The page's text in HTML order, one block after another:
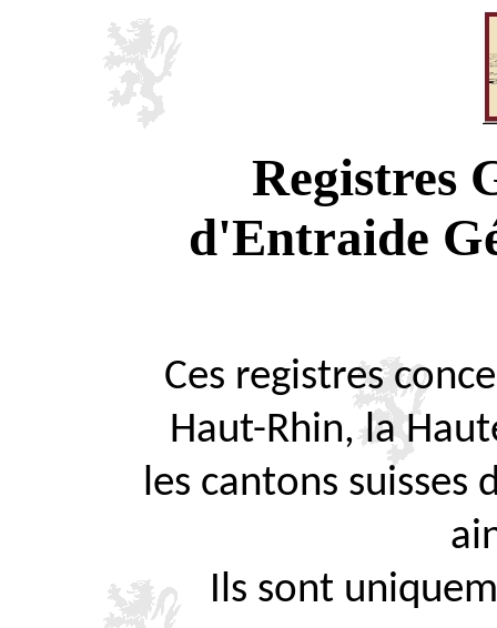
Registres
d'Entraide
Ces registres
Haut-Rhin, la
les cantons suisses
Ils sont